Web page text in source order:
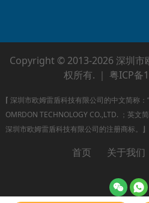
Copyright © 2013-2026 深圳市
权所有. ｜粤ICP备
⌈ 深圳市欧姆雷盾科技有限公司的中文简称：
OMRDON TECHNOLOGY CO.,LTD. ；英文
深圳市欧姆雷盾科技有限公司的注册商标。 ⌋
首页 关于我们